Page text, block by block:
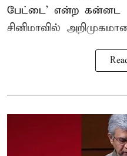
பேட்டை' என்ற கன்னட
சினிமாவில்